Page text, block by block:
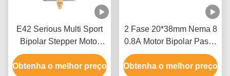
E42 Serious Multi Sport
Bipolar Stepper Motor
NEMA 17 200mN.M para
equipamentos de
Obtenha o melhor preço
2 Fase 20*38mm Nema 8
0.8A Motor Bipolar Passo
a Passo Personalização
Para Mini Luz Rotativa
Obtenha o melhor preço